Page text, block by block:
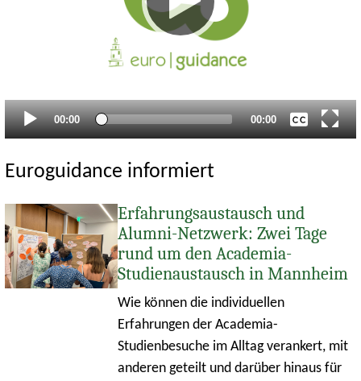
Aktueller
Zeitpunkt
00:00 Gesamtlaufzeit
00:00
Euroguidance informiert
Erfahrungsaustausch und
Alumni-Netzwerk: Zwei Tage
rund um den Academia-
Studienaustausch in Mannheim
Wie können die individuellen
Erfahrungen der Academia-
Studienbesuche im Alltag verankert, mit
anderen geteilt und darüber hinaus für